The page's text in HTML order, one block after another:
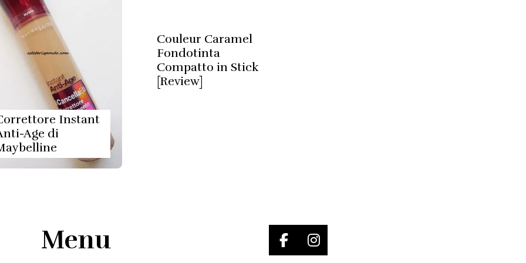
Instant
Age di
Couleur Caramel
Fondotinta
Compatto in Stick
[Review]
Menu